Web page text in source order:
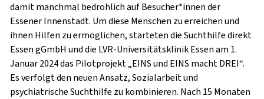
damit manchmal bedrohlich auf Besucher*innen der
Essener Innenstadt. Um diese Menschen zu erreichen und
ihnen Hilfen zu ermöglichen, starteten die Suchthilfe direkt
Essen gGmbH und die LVR-Universitätsklinik Essen am 1.
Januar 2024 das Pilotprojekt „EINS und EINS macht DREI“.
Es verfolgt den neuen Ansatz, Sozialarbeit und
psychiatrische Suchthilfe zu kombinieren. Nach 15 Monaten